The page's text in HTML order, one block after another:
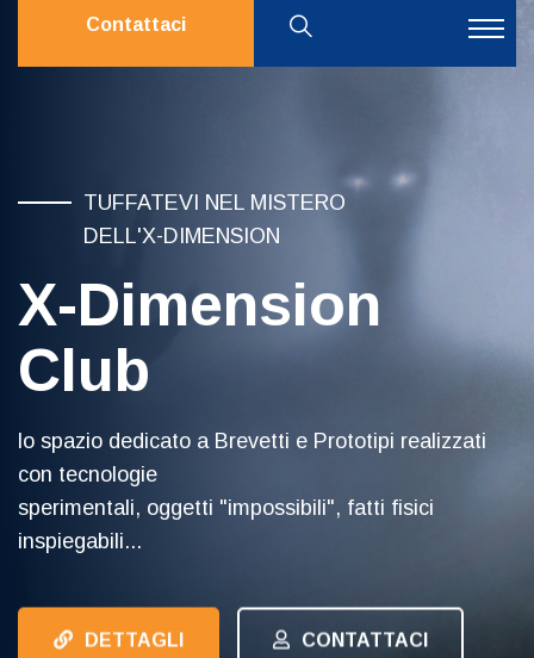
Contattaci
TUFFATEVI NEL MISTERO
DELL'X-DIMENSION
X-Dimension
Club
lo spazio dedicato a Brevetti e Prototipi realizzati
con tecnologie
sperimentali, oggetti "impossibili", fatti fisici
inspiegabili...
DETTAGLI CONTATTACI